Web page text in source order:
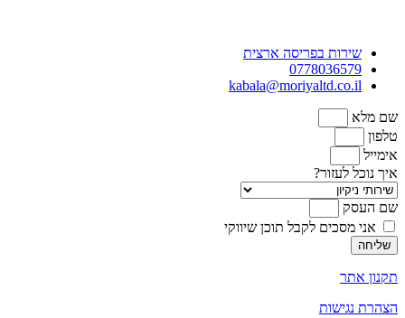
שירות בפריסה ארצית
0778036579
kabala@moriyaltd.co.il
שם מלא
טלפון
אימייל
איך נוכל לעזור?
שם העסק
אני מסכים לקבל תוכן שיווקי
שליחה
תקנון אתר
הצהרת נגישות